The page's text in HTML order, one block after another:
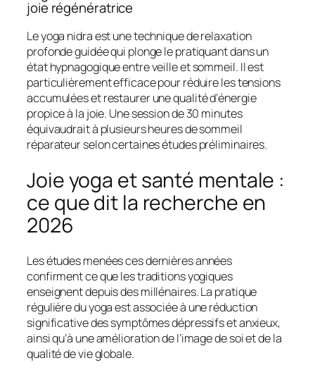
joie régénératrice
Le yoga nidra est une technique de relaxation
profonde guidée qui plonge le pratiquant dans un
état hypnagogique entre veille et sommeil. Il est
particulièrement efficace pour réduire les tensions
accumulées et restaurer une qualité d’énergie
propice à la joie. Une session de 30 minutes
équivaudrait à plusieurs heures de sommeil
réparateur selon certaines études préliminaires.
Joie yoga et santé mentale :
ce que dit la recherche en
2026
Les études menées ces dernières années
confirment ce que les traditions yogiques
enseignent depuis des millénaires. La pratique
régulière du yoga est associée à une réduction
significative des symptômes dépressifs et anxieux,
ainsi qu’à une amélioration de l’image de soi et de la
qualité de vie globale.